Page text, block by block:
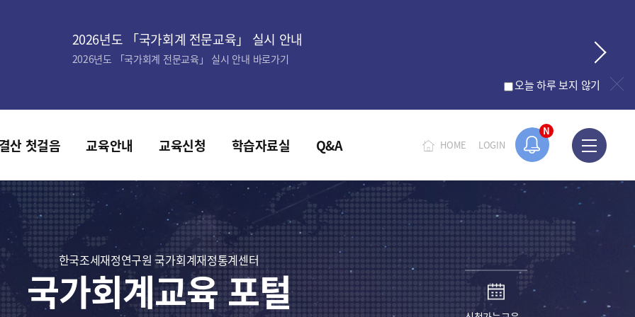
N
2026년도 「국가회계 전문교육」 실시 안내
2026년도 「국가회계 전문교육」 실시 안내 바로가기
오늘 하루 보지 않기
HOME LOGIN
산 첫걸음 교육안내 교육신청 학습자료실 Q&A
한국조세재정연구원 국가회계재정통계센터
국가회계교육 포털